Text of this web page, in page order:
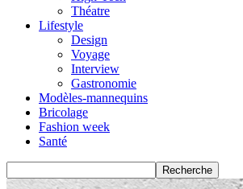
Théatre
Lifestyle
Design
Voyage
Interview
Gastronomie
Modèles-mannequins
Bricolage
Fashion week
Santé